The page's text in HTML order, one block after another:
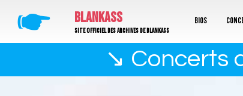
🖝 BLANKASS
Site officiel des archives de Blankass
Bios
↘ Concerts